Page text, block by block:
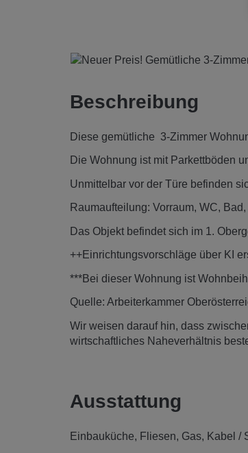
Beschreibung
Diese gemütliche 3-Zimmer
Die Wohnung ist mit Parkettböden
Unmittelbar vor der Türe befinden
Raumaufteilung: Vorraum, WC,
Das Objekt befindet sich im 1.
++Einrichtungsvorschläge über KI
***Bei dieser Wohnung ist
Quelle: Arbeiterkammer
Wir weisen darauf hin, dass
wirtschaftliches Naheverhältnis
Ausstattung
Einbauküche Fliesen Gas Kabel /